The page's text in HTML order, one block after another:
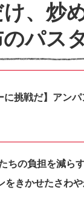
、炒
パスタ
に挑戦だ】アン
ちの負担を減ら
きかせたさわ